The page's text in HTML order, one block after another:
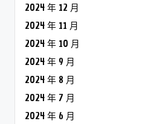
2024 年 12 月
2024 年 11 月
2024 年 10 月
2024 年 9 月
2024 年 8 月
2024 年 7 月
2024 年 6 月